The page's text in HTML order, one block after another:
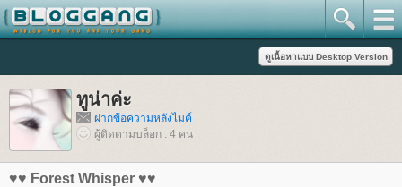
ทูน่าค่ะ
ฝากข้อความหลังไมค์
ผู้ติดตามบล็อก : 4 คน
♥♥ Forest Whisper ♥♥